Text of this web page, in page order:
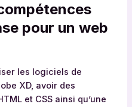
pour un web
les logiciels de
XD, avoir des
et CSS ainsi qu’une